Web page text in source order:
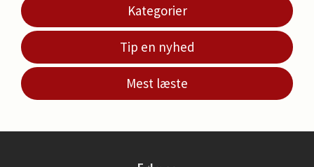
Kategorier
Tip en nyhed
Mest læste